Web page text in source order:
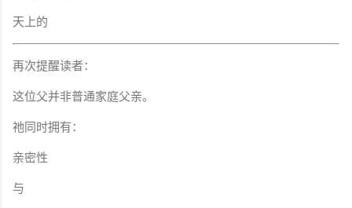
天上的
再次提醒读者：
这位父并非普通家庭父亲。
祂同时拥有：
亲密性
与